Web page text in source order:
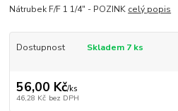
Nátrubek F/F 1 1/4" - POZINK celý popis
Dostupnost Skladem 7 ks
56,00 Kč/ks
46,28 Kč bez DPH